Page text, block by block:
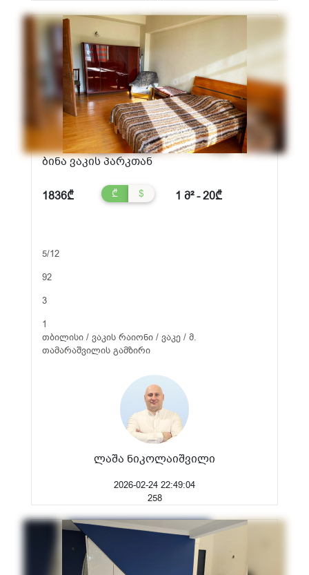
ბინა ვაკის პარკთან
1836₾ ₾ $ 1 მ² - 20₾
5/12
92
3
1
თბილისი / ვაკის რაიონი / ვაკე / მ.
თამარაშვილის გამზირი
ლაშა ნიკოლაიშვილი
2026-02-24 22:49:04
258